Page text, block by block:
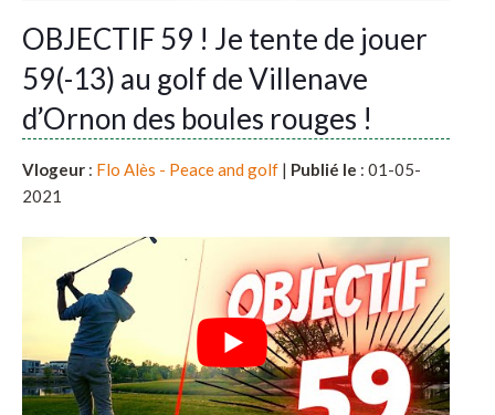
OBJECTIF 59 ! Je tente de jouer
59(-13) au golf de Villenave
d’Ornon des boules rouges !
Vlogeur : Flo Alès - Peace and golf | Publié le : 01-05-
2021